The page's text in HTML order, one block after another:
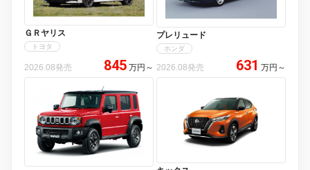
ＧＲヤリス
トヨタ
2026.08発売 845 万円 ～
プレリュード
ホンダ
2026.08発売 631 万円 ～